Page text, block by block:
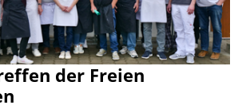
der Freien